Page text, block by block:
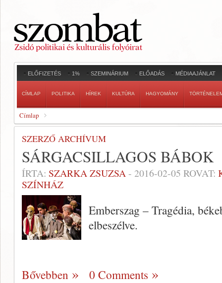
ELŐFIZETÉS 1% SZEMINÁRIUM ELŐADÁS MÉDIAAJÁNLAT
CÍMLAP POLITIKA HÍREK KULTÚRA HAGYOMÁNY
Címlap
SZERZŐ ARCHÍVUM
SÁRGACSILLAGOS BÁBOK
ÍRTA: SZARKA ZSUZSA- 2016-02-05 ROVAT:
SZÍNHÁZ
Emberszag – Tragédia,
elbeszélve.
Bővebben 0 Comments